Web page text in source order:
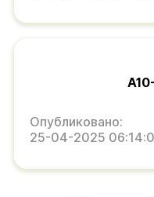
Опубликовано:
25-04-2025